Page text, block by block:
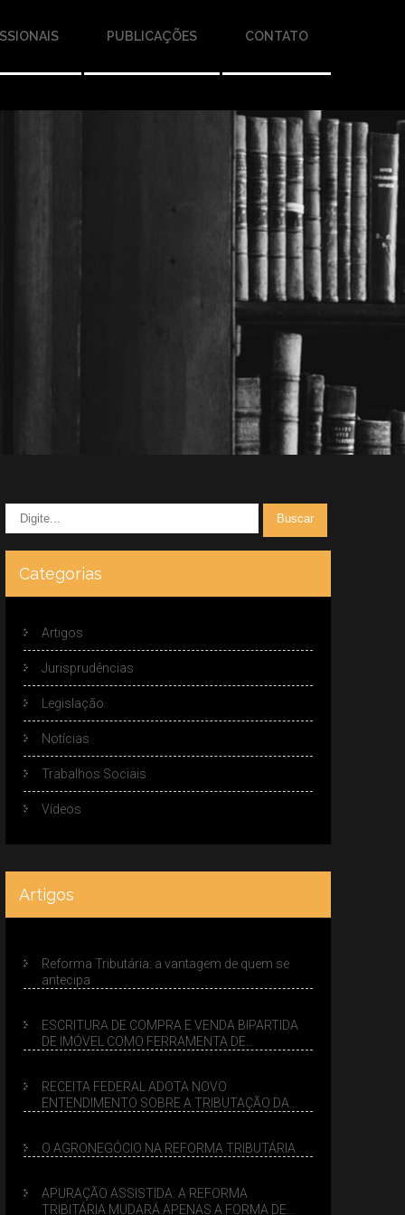
PUBLICAÇÕES CONTATO
Categorias
Artigos
Jurisprudências
Legislação
Notícias
Trabalhos Sociais
Vídeos
Artigos
Reforma Tributária: a vantagem de quem se
antecipa
ESCRITURA DE COMPRA E VENDA BIPARTIDA
DE IMÓVEL COMO FERRAMENTA DE
RECEITA FEDERAL ADOTA NOVO
ENTENDIMENTO SOBRE A TRIBUTAÇÃO DA
O AGRONEGÓCIO NA REFORMA TRIBUTÁRIA
APURAÇÃO ASSISTIDA: A REFORMA
TRIBITÁRIA MUDARÁ APENAS A FORMA DE